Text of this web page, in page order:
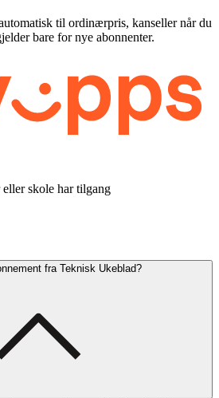
til ordinærpris, kanseller når du
bare for nye abonnenter.
skole har tilgang
fra Teknisk Ukeblad?